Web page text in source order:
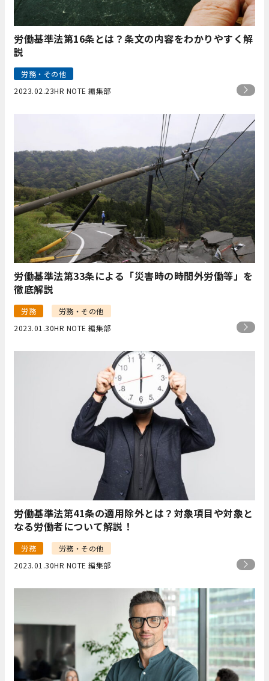
労働基準法第16条とは？条文の内容をわかりやすく解
説
労務・その他
2023.02.23HR NOTE 編集部
労働基準法第33条による「災害時の時間外労働等」を
徹底解説
労務
労務・その他
2023.01.30HR NOTE 編集部
労働基準法第41条の適用除外とは？対象項目や対象と
なる労働者について解説！
労務
労務・その他
2023.01.30HR NOTE 編集部